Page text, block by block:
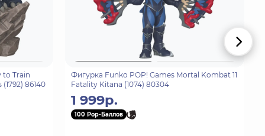
to Train
86140
Фигурка Funko POP! Games Mortal Kombat 11
Fatality Kitana (1074) 80304
1 999р.
100 Pop-Баллов